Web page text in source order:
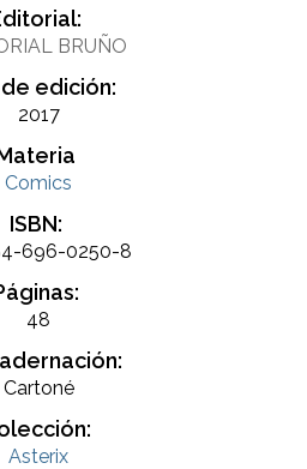
BRUÑO
edición:
2017
Comics
ISBN:
696-0250-8
48
Cartoné
Asterix